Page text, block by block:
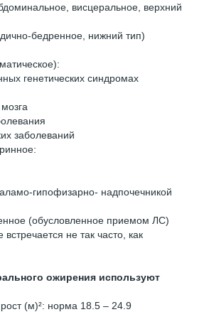
висцеральное, верхний
бедренное, нижний тип)
генетических синдромах
заболеваний
гипофизарно- надпочечникой
приемом ЛС)
не так часто, как
ожирения используют
(м)²: норма 18.5 – 24.9